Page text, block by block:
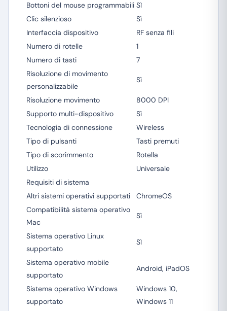
Bottoni del mouse programmabili Sì
Clic silenzioso
Sì
Interfaccia dispositivo
RF senza fili
Numero di rotelle
1
Numero di tasti
7
Risoluzione di movimento
personalizzabile
Sì
Risoluzione movimento
8000 DPI
Supporto multi-dispositivo
Sì
Tecnologia di connessione
Wireless
Tipo di pulsanti
Tasti premuti
Tipo di scorimmento
Rotella
Utilizzo
Universale
Requisiti di sistema
Altri sistemi operativi supportati
ChromeOS
Compatibilità sistema operativo
Mac
Sì
Sistema operativo Linux
supportato
Sì
Sistema operativo mobile
supportato
Android, iPadOS
Sistema operativo Windows
supportato
Windows 10,
Windows 11